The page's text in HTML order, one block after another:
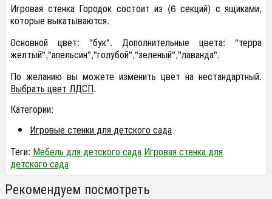
Игровая стенка Городок состоит из (6 секций) с ящиками,
которые выкатываются.
Основной цвет: "бук". Дополнительные цвета: "терра
желтый","апельсин","голубой","зеленый","лаванда".
По желанию вы можете изменить цвет на нестандартный.
Выбрать цвет ЛДСП.
Категории:
Игровые стенки для детского сада
Теги: Мебель для детского сада Игровая стенка для
детского сада
Рекомендуем посмотреть